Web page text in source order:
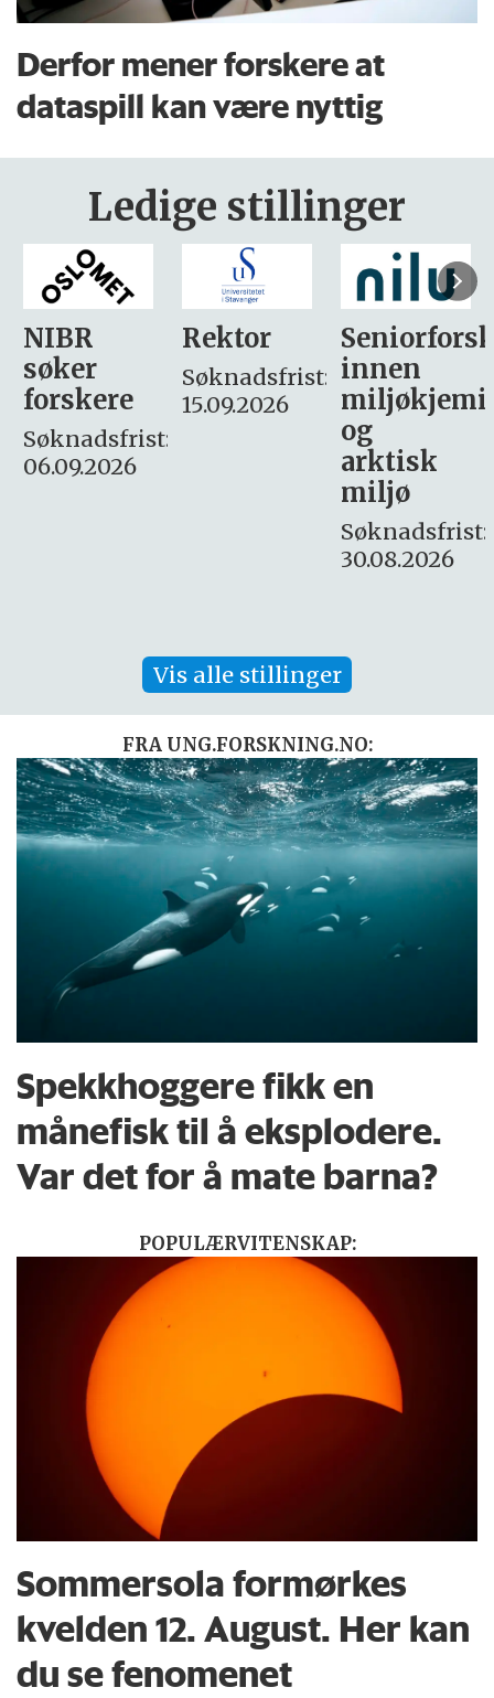
Derfor mener forskere at
dataspill kan være nyttig
Ledige stillinger
Rektor
Søknadsfrist:
15.09.2026
Seniorforsker
innen
miljøkjemi
søker
– fast
Søknadsfrist:
16. august.
Vis alle stillinger
FRA UNG.FORSKNING.NO:
Spekkhoggere fikk en
månefisk til å eksplodere.
Var det for å mate barna?
POPULÆRVITENSKAP:
Sommersola formørkes
kvelden 12. August. Her kan
du se fenomenet